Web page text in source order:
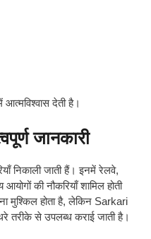
आत्मविश्वास देती है।
जानकारी
निकाली जाती हैं। इनमें रेलवे,
की नौकरियाँ शामिल होती
मुश्किल होता है, लेकिन Sarkari
तरीके से उपलब्ध कराई जाती है।